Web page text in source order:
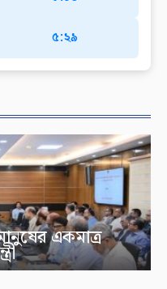
৫:২৯
একমাত্র